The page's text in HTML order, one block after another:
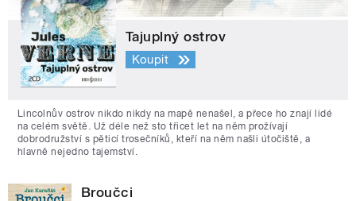
Tajuplný ostrov
Koupit
Lincolnův ostrov nikdo nikdy na mapě nenašel, a přece ho znají lidé
na celém světě. Už déle než sto třicet let na něm prožívají
dobrodružství s pěticí trosečníků, kteří na něm našli útočiště, a
hlavně nejedno tajemství.
Broučci